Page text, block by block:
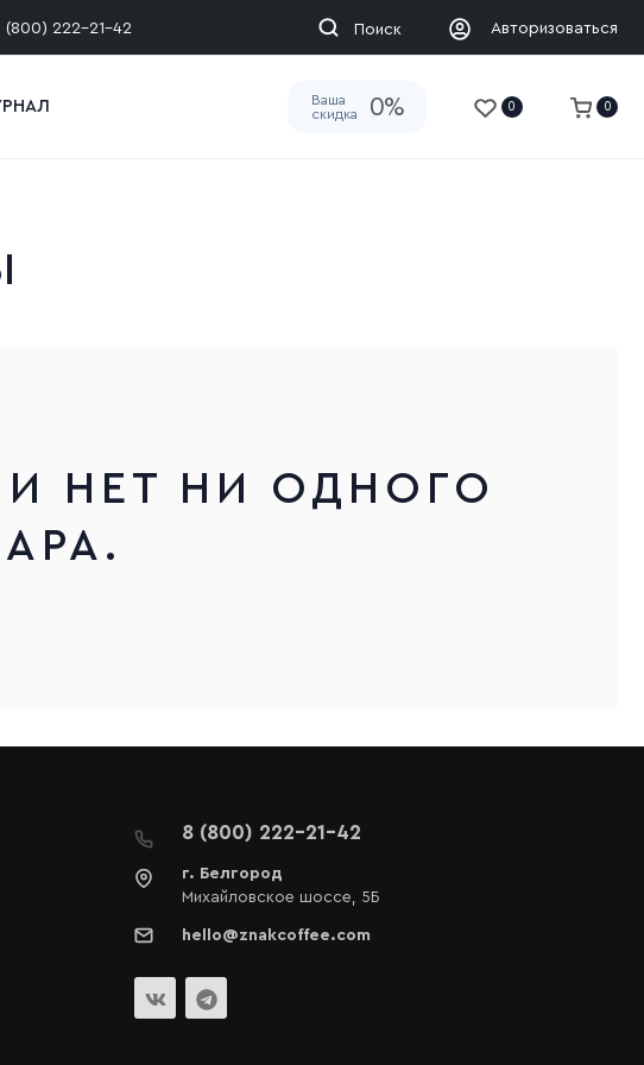
(800) 222-21-42 Поиск Авторизоваться
Ваша
скидка
0% 0 0
НЕТ НИ ОДНОГО
8 (800) 222-21-42
г. Белгород
Михайловское шоссе, 5Б
hello@znakcoffee.com